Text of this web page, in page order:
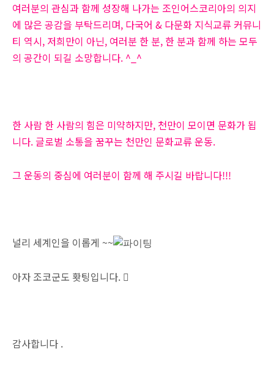
여러분의 관심과 함께 성장해 나가는 조인어스코리아의 의지
에 많은 공감을 부탁드리며, 다국어 & 다문화 지식교류 커뮤니
티 역시, 저희만이 아닌, 여러분 한 분, 한 분과 함께 하는 모두
의 공간이 되길 소망합니다. ^_^
한 사람 한 사람의 힘은 미약하지만, 천만이 모이면 문화가 됩
니다. 글로벌 소통을 꿈꾸는 천만인 문화교류 운동.
그 운동의 중심에 여러분이 함께 해 주시길 바랍니다!!!
널리 세계인을 이롭게 ~~
아자 조코군도 홧팅입니다. 
감사합니다 .